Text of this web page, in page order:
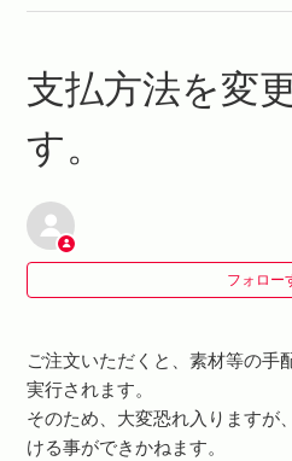
注文の数量を変更したいです。
注文後の商品やカラーの変更は
支払方法を変更したいです。
注文番号がわからない、メー
商品の購入後、クリエイター
か？
支払方法を変
す。
フォロー
ご注文いただくと、素材等の手
実行されます。
そのため、大変恐れ入りますが
ける事ができかねます。